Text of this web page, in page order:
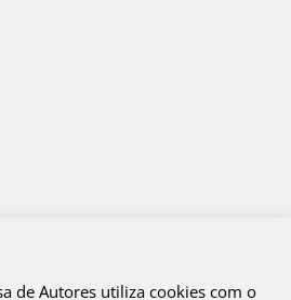
de Autores utiliza cookies com o